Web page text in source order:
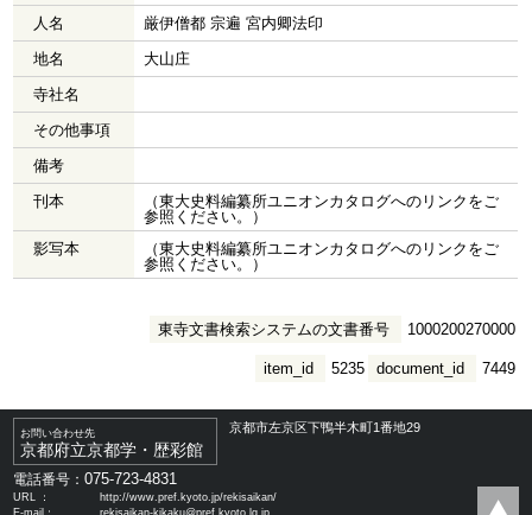
人名
厳伊僧都 宗遍 宮内卿法印
地名
大山庄
寺社名
その他事項
備考
刊本
（東大史料編纂所ユニオンカタログへのリンクをご
参照ください。）
影写本
（東大史料編纂所ユニオンカタログへのリンクをご
参照ください。）
東寺文書検索システムの文書番号 1000200270000
document_id 7449
item_id 5235
お問い合わせ先
京都府立京都学・歴彩館
京都市左京区下鴨半木町1番地29
電話番号：075-723-4831
URL ：
http://www.pref.kyoto.jp/rekisaikan/
E-mail：
rekisaikan-kikaku@pref.kyoto.lg.jp